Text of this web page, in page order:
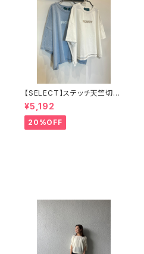
【SELECT】ステッチ天竺切り
替えワイドロゴT
¥5,192
20%OFF